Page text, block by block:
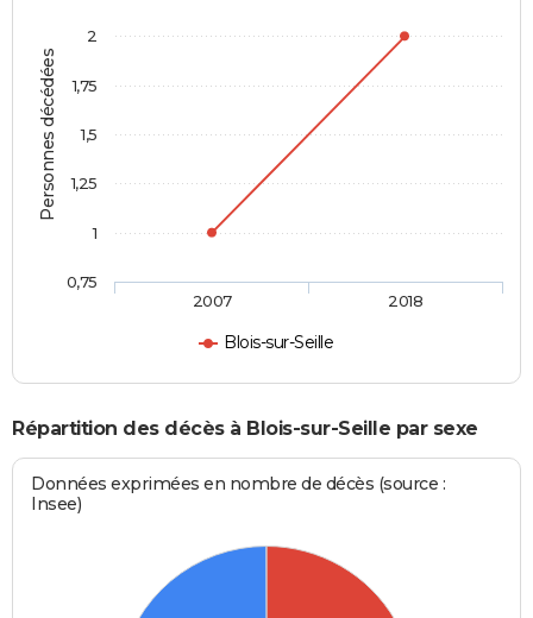
Personnes décédées
Blois-sur-Seille
2007 2018
0,75
1
1,25
1,5
1,75
2
Répartition des décès à Blois-sur-Seille par sexe
Données exprimées en nombre de décès (source :
Insee)